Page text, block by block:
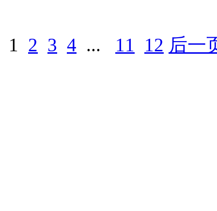
1 2 3 4 ... 11 12 后一